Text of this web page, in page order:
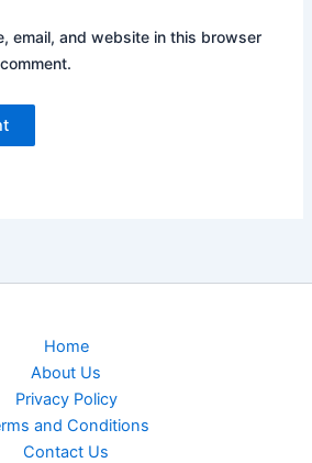
email, and website in this browser
Home
About Us
Privacy Policy
and Conditions
Contact Us